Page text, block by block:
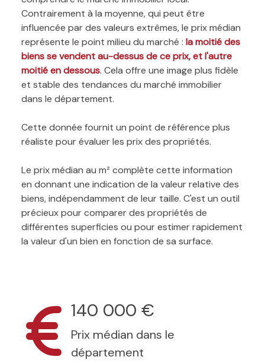
Contrairement à la moyenne, qui peut être
influencée par des valeurs extrêmes, le prix médian
représente le point milieu du marché : la moitié des
biens se vendent au-dessus de ce prix, et l'autre
moitié en dessous. Cela offre une image plus fidèle
et stable des tendances du marché immobilier
dans le département.
Cette donnée fournit un point de référence plus
réaliste pour évaluer les prix des propriétés.
Le prix médian au m² complète cette information
en donnant une indication de la valeur relative des
biens, indépendamment de leur taille. C'est un outil
précieux pour comparer des propriétés de
différentes superficies ou pour estimer rapidement
la valeur d'un bien en fonction de sa surface.
140 000 €
Prix médian dans le
département